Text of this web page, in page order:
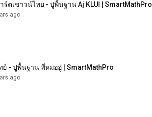
ร์ตเชาวน์ไทย - ปูพื้นฐาน Aj KLUI | SmartMathPro
ago
ย์ - ปูพื้นฐาน พี่หมออู๋ | SmartMathPro
ago